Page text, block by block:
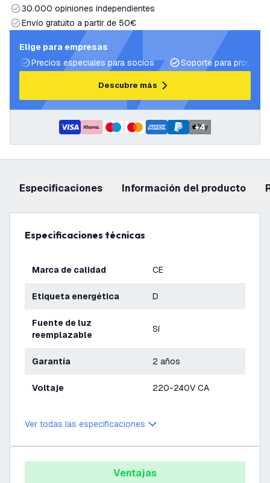
30.000 opiniones independientes
Envío gratuito a partir de 50€
Elige para empresas
Precios especiales para socios
Soporte para
Descubre más
+4
Especificaciones información del producto
Especificaciones técnicas
Marca de calidad CE
Etiqueta energética D
Fuente de luz
reemplazable
Sí
Garantía 2 años
Voltaje 220-240V CA
Ver todas las especificaciones
Ventajas